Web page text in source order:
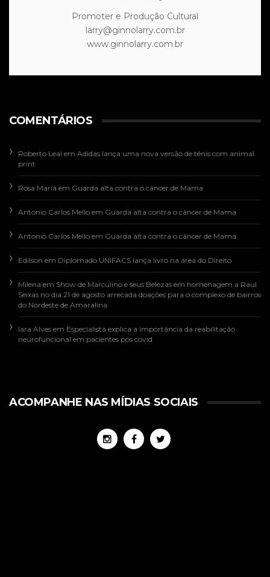
Promoter e Produção Cultural
larry@ginnolarry.com.br
www.ginnolarry.com.br
COMENTÁRIOS
Roberto Leal em Adidas lança uma nova versão de tênis com animal
print
Rosa Maria em Guarda alta contra o câncer de Mama
Antonio Carlos Mello em Guarda alta contra o câncer de Mama
Antonio Carlos Mello em Guarda alta contra o câncer de Mama
Edilson em Diplomado UNIFACS lança livro na área do Direito
Milena em Show de Marculino e seus Belezas em homenagem a Raul
Seixas no dia 21 de agosto arrecada doações para o complexo de bairros
do Nordeste de Amaralina
Iara Alves em Especialista explica a importância da reabilitação
neurofuncional em pacientes pós covid
ACOMPANHE NAS MÍDIAS SOCIAIS